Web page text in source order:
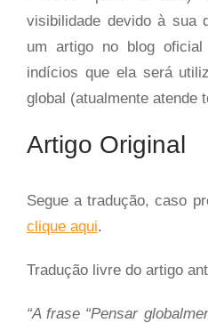
visibilidade devido à sua
um artigo no blog
indícios que ela será
global (atualmente atende
Artigo Original
Segue a tradução, caso
clique aqui.
Tradução livre do artigo
“A frase “Pensar